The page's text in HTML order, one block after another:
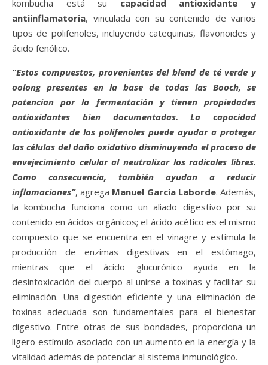
kombucha está su capacidad antioxidante y
antiinflamatoria, vinculada con su contenido de varios
tipos de polifenoles, incluyendo catequinas, flavonoides y
ácido fenólico.
“Estos compuestos, provenientes del blend de té verde y
oolong presentes en la base de todas las Booch, se
potencian por la fermentación y tienen propiedades
antioxidantes bien documentadas. La capacidad
antioxidante de los polifenoles puede ayudar a proteger
las células del daño oxidativo disminuyendo el proceso de
envejecimiento celular al neutralizar los radicales libres.
Como consecuencia, también ayudan a reducir
inflamaciones”, agrega Manuel García Laborde. Además,
la kombucha funciona como un aliado digestivo por su
contenido en ácidos orgánicos; el ácido acético es el mismo
compuesto que se encuentra en el vinagre y estimula la
producción de enzimas digestivas en el estómago,
mientras que el ácido glucurónico ayuda en la
desintoxicación del cuerpo al unirse a toxinas y facilitar su
eliminación. Una digestión eficiente y una eliminación de
toxinas adecuada son fundamentales para el bienestar
digestivo. Entre otras de sus bondades, proporciona un
ligero estímulo asociado con un aumento en la energía y la
vitalidad además de potenciar al sistema inmunológico.